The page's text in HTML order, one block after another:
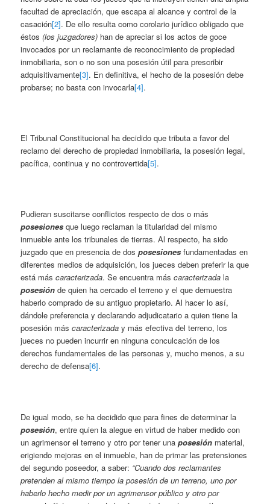
facultad de apreciación, que escapa al alcance y control de la
casación[2]. De ello resulta como corolario jurídico obligado que
éstos(los juzgadores) han de apreciar si los actos de goce
invocados por un reclamante de reconocimiento de propiedad
inmobiliaria, son o no son una posesión útil para prescribir
adquisitivamente[3]. En definitiva, el hecho de la posesión debe
probarse; no basta con invocarla[4].
El Tribunal Constitucional ha decidido que tributa a favor del
reclamo del derecho de propiedad inmobiliaria, la posesión legal,
pacífica, continua y no controvertida[5].
Pudieran suscitarse conflictos respecto de dos o más
posesiones que luego reclaman la titularidad del mismo
inmueble ante los tribunales de tierras. Al respecto, ha sido
juzgado que en presencia de dosposesiones fundamentadas en
diferentes medios de adquisición, los jueces deben preferir la que
está máscaracterizada. Se encuentra máscaracterizada la
posesiónde quien ha cercado el terreno y el que demuestra
haberlo comprado de su antiguo propietario. Al hacer lo así,
dándole preferencia y declarando adjudicatario a quien tiene la
posesión máscaracterizada y más efectiva del terreno, los
jueces no pueden incurrir en ninguna conculcación de los
derechos fundamentales de las personas y, mucho menos, a su
derecho de defensa[6].
De igual modo, se ha decidido que para fines de determinar la
posesión, entre quien la alegue en virtud de haber medido con
un agrimensor el terreno y otro por tener unaposesión material,
erigiendo mejoras en el inmueble, han de primar las pretensiones
del segundo poseedor, a saber: “Cuando dos reclamantes
pretenden al mismo tiempo la posesión de un terreno, uno por
haberlo hecho medir por un agrimensor público y otro por